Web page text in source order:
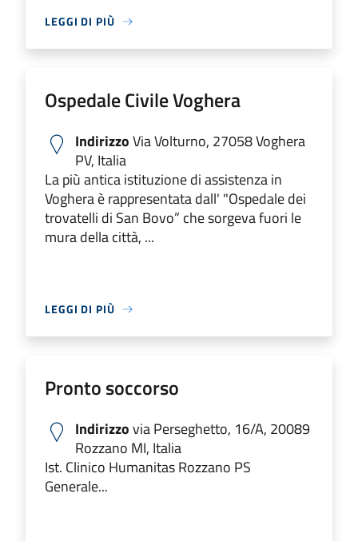
LEGGI DI PIÙ
Ospedale Civile Voghera
IndirizzoVia Volturno, 27058 Voghera
PV, Italia
La più antica istituzione di assistenza in
Voghera è rappresentata dall' "Ospedale dei
trovatelli di San Bovo” che sorgeva fuori le
mura della città, ...
LEGGI DI PIÙ
Pronto soccorso
Indirizzovia Perseghetto, 16/A, 20089
Rozzano MI, Italia
Ist. Clinico Humanitas Rozzano PS
Generale...